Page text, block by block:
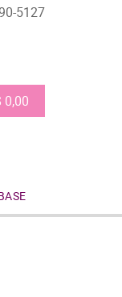
5127
0,00